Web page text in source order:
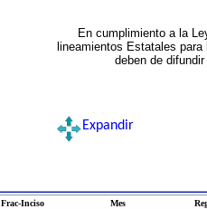
En cumplimiento a la
lineamientos Estatales
deben de
Expandir
Frac-Inciso Mes